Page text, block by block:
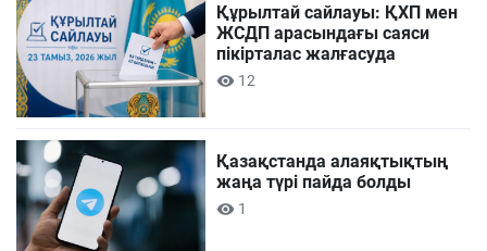
Құрылтай сайлауы: ҚХП мен
ЖСДП арасындағы саяси
пікірталас жалғасуда
12
Қазақстанда алаяқтықтың
жаңа түрі пайда болды
1